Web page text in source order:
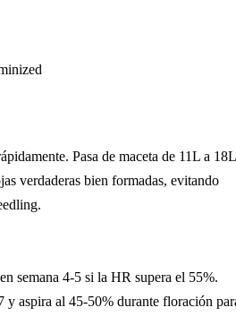
Pasa de maceta de 11L a 18L
verdaderas bien formadas, evitando
semana 4-5 si la HR supera el 55%.
y aspira al 45-50% durante floración